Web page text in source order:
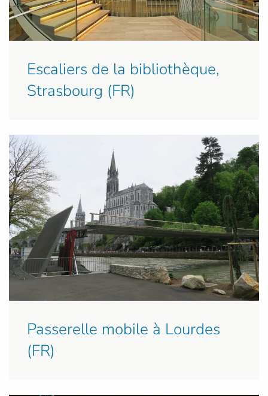
Escaliers de la bibliothèque,
Strasbourg (FR)
Passerelle mobile à Lourdes
(FR)